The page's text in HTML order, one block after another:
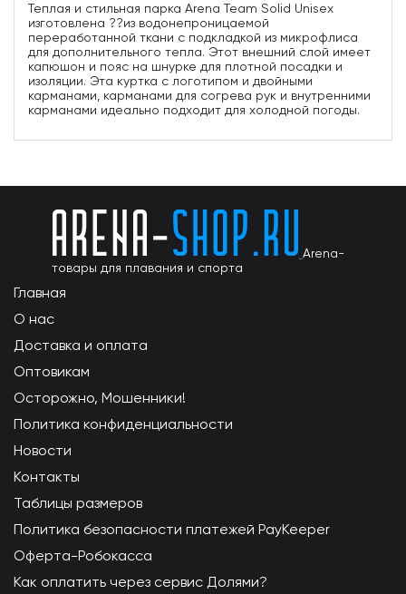
Теплая и стильная парка Arena Team Solid Unisex
изготовлена ??из водонепроницаемой
переработанной ткани с подкладкой из микрофлиса
для дополнительного тепла. Этот внешний слой имеет
капюшон и пояс на шнурке для плотной посадки и
изоляции. Эта куртка с логотипом и двойными
карманами, карманами для согрева рук и внутренними
карманами идеально подходит для холодной погоды.
Arena-
товары для плавания и спорта
Главная
О нас
Доставка и оплата
Оптовикам
Осторожно, Мошенники!
Политика конфиденциальности
Новости
Контакты
Таблицы размеров
Политика безопасности платежей PayKeeper
Оферта-Робокасса
Как оплатить через сервис Долями?